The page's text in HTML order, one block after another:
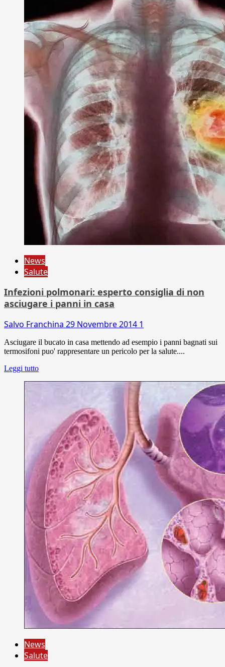
News
Salute
Infezioni polmonari: esperto consiglia di non
asciugare i panni in casa
Salvo Franchina 29 Novembre 2014 1
Asciugare il bucato in casa mettendo ad esempio i panni bagnati sui
termosifoni puo' rappresentare un pericolo per la salute....
Leggi tutto
News
Salute